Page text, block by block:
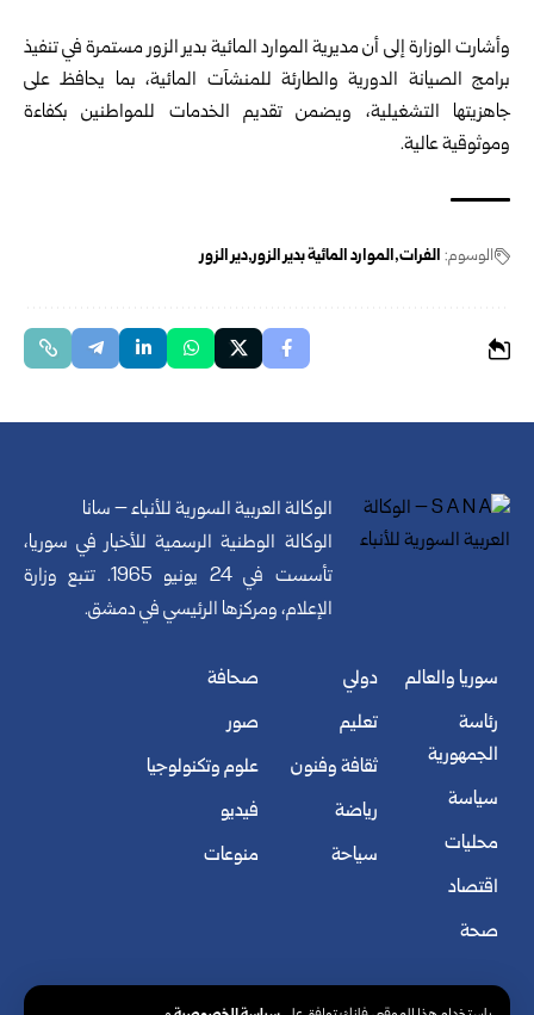
وأشارت الوزارة إلى أن مديرية الموارد المائية بدير الزور مستمرة في تنفيذ
برامج الصيانة الدورية والطارئة للمنشآت المائية، بما يحافظ على
جاهزيتها التشغيلية، ويضمن تقديم الخدمات للمواطنين بكفاءة
وموثوقية عالية.
الوسوم: الفرات الموارد المائية بدير الزور دير الزور
الوكالة العربية السورية للأنباء – سانا
الوكالة الوطنية الرسمية للأخبار في سوريا،
تأسست في 24 يونيو 1965. تتبع وزارة
الإعلام، ومركزها الرئيسي في دمشق.
سوريا والعالم
رئاسة
الجمهورية
سياسة
محليات
اقتصاد
صحة
دولي
تعليم
ثقافة وفنون
رياضة
سياحة
صحافة
صور
علوم وتكنولوجيا
فيديو
منوعات